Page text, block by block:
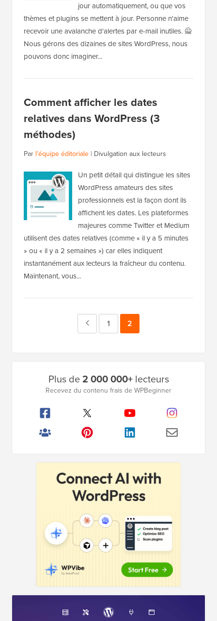
jour automatiquement, ou que vos
thèmes et plugins se mettent à jour. Personne n'aime
recevoir une avalanche d'alertes par e-mail inutiles. 🙅
Nous gérons des dizaines de sites WordPress, nous
pouvons donc imaginer...
Comment afficher les dates
relatives dans WordPress (3
méthodes)
Par l'équipe éditoriale | Divulgation aux lecteurs
Un petit détail qui distingue les sites
WordPress amateurs des sites
professionnels est la façon dont ils
affichent les dates. Les plateformes
majeures comme Twitter et Medium
utilisent des dates relatives (comme « il y a 5 minutes
» ou « il y a 2 semaines ») car elles indiquent
instantanément aux lecteurs la fraîcheur du contenu.
Maintenant, vous...
PagePage
1 Page
2
Plus de2 000 000+lecteurs
Recevez du contenu frais de WPBeginner